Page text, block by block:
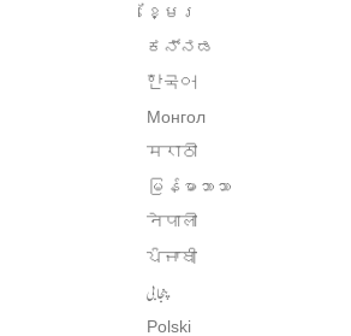
ខ្មែរ
ಕನ್ನಡ
한국어
Монгол
मराठी
မြန်မာဘာသာ
नेपाली
ਪੰਜਾਬੀ
پنجابی
Polski